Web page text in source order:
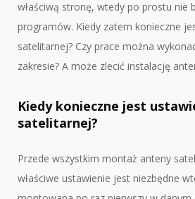
właściwą stronę, wtedy po prostu nie
programów. Kiedy zatem konieczne
satelitarnej? Czy prace można
zakresie? A może zlecić instalację
Kiedy konieczne jest
satelitarnej?
Przede wszystkim montaż anteny
właściwe ustawienie jest niezbędne